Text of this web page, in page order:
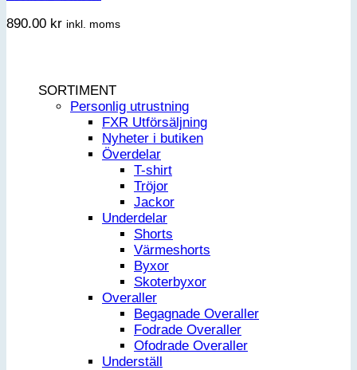
890.00 kr inkl. moms
SORTIMENT
Personlig utrustning
FXR Utförsäljning
Nyheter i butiken
Överdelar
T-shirt
Tröjor
Jackor
Underdelar
Shorts
Värmeshorts
Byxor
Skoterbyxor
Overaller
Begagnade Overaller
Fodrade Overaller
Ofodrade Overaller
Underställ